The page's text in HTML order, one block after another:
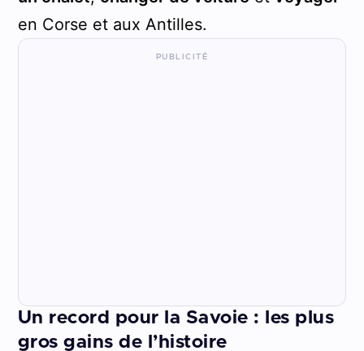
en Corse et aux Antilles.
Un record pour la Savoie : les plus
gros gains de l’histoire